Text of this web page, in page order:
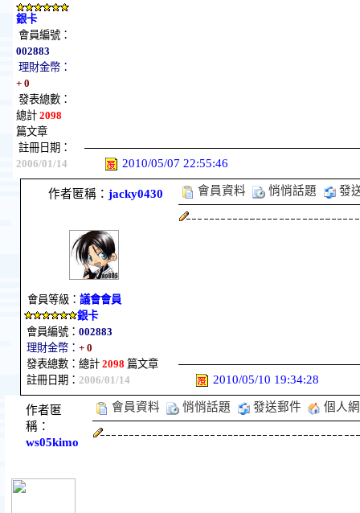
銀卡
會員編號：
002883
理財金幣：
+ 0
發表總數：
總計 2098
篇文章
註冊日期：
2006/01/14
2010/05/07 22:55:46
作者匿稱： jacky0430
會員等級： 議會會員
銀卡
會員編號： 002883
理財金幣： + 0
發表總數：總計 2098 篇文章
註冊日期： 2006/01/14
會員資料 悄悄話題 發
2010/05/10 19:34:28
作者匿
稱：
ws05kimo
會員資料 悄悄話題 發送郵件 個人